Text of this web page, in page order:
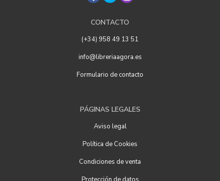
CONTACTO
(+34) 958 49 13 51
info@libreriaagora.es
Formulario de contacto
PÁGINAS LEGALES
Aviso legal
Política de Cookies
Condiciones de venta